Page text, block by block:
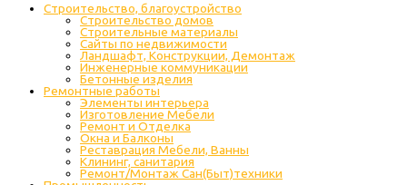
Строительство, благоустройство
Строительство домов
Строительные материалы
Сайты по недвижимости
Ландшафт, Конструкции, Демонтаж
Инженерные коммуникации
Бетонные изделия
Ремонтные работы
Элементы интерьера
Изготовление Мебели
Ремонт и Отделка
Окна и Балконы
Реставрация Мебели, Ванны
Клининг, санитария
Ремонт/Монтаж Сан(Быт)техники